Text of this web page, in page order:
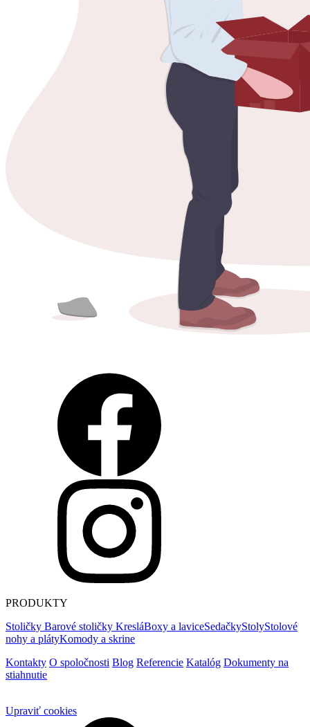
PRODUKTY
Stoličky Barové stoličky KresláBoxy a laviceSedačkyStolyStolové
nohy a plátyKomody a skrine
Kontakty O spoločnosti Blog Referencie Katalóg Dokumenty na
stiahnutie
Upraviť cookies